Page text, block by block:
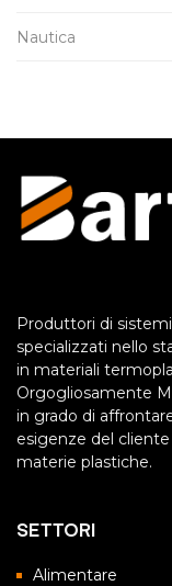
Nautica
Produttori di
specializzati nello
in materiali
Orgogliosamente
in grado di
esigenze del
materie plastiche.
SETTORI
Alimentare